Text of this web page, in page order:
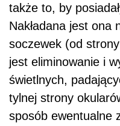
także to, by
Nakładana jest ona
soczewek (od
jest eliminowanie i
świetlnych,
tylnej strony
sposób ewentualne